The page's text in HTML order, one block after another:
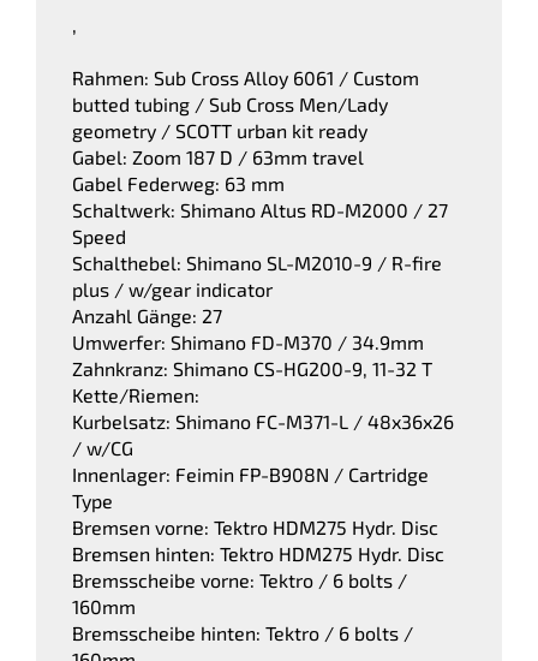
,
Rahmen: Sub Cross Alloy 6061 / Custom
butted tubing / Sub Cross Men/Lady
geometry / SCOTT urban kit ready
Gabel: Zoom 187 D / 63mm travel
Gabel Federweg: 63 mm
Schaltwerk: Shimano Altus RD-M2000 / 27
Speed
Schalthebel: Shimano SL-M2010-9 / R-fire
plus / w/gear indicator
Anzahl Gänge: 27
Umwerfer: Shimano FD-M370 / 34.9mm
Zahnkranz: Shimano CS-HG200-9, 11-32 T
Kette/Riemen:
Kurbelsatz: Shimano FC-M371-L / 48x36x26
/ w/CG
Innenlager: Feimin FP-B908N / Cartridge
Type
Bremsen vorne: Tektro HDM275 Hydr. Disc
Bremsen hinten: Tektro HDM275 Hydr. Disc
Bremsscheibe vorne: Tektro / 6 bolts /
160mm
Bremsscheibe hinten: Tektro / 6 bolts /